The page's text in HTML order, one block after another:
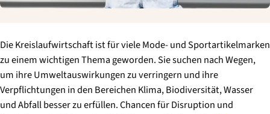
Die Kreislaufwirtschaft ist für viele Mode- und Sportartikelmarken
zu einem wichtigen Thema geworden. Sie suchen nach Wegen,
um ihre Umweltauswirkungen zu verringern und ihre
Verpflichtungen in den Bereichen Klima, Biodiversität, Wasser
und Abfall besser zu erfüllen. Chancen für Disruption und